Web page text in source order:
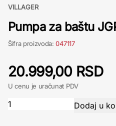
VILLAGER
Pumpa za baštu
Šifra proizvoda:047117
20.999,00 RSD
U cenu je uračunat PDV